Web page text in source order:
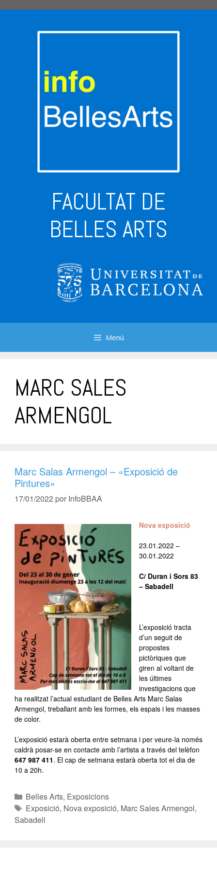
FACULTAT DE
BELLES ARTS
Menú
MARC SALES
ARMENGOL
Marc Salas Armengol – «Exposició de
Pintures»
17/01/2022 por InfoBBAA
Nova exposició
23.01.2022 –
30.01.2022
C/ Duran i Sors 83
– Sabadell
L’exposició tracta
d’un seguit de
propostes
pictòriques que
giren al voltant de
les últimes
investigacions que
ha realitzat l’actual estudiant de Belles Arts Marc Salas
Armengol, treballant amb les formes, els espais i les masses
de color.
L’exposició estarà oberta entre setmana i per veure-la només
caldrà posar-se en contacte amb l’artista a través del telèfon
647 987 411. El cap de setmana estarà oberta tot el dia de
10 a 20h.
Belles Arts, Exposicions
Exposició, Nova exposició, Marc Sales Armengol,
Sabadell